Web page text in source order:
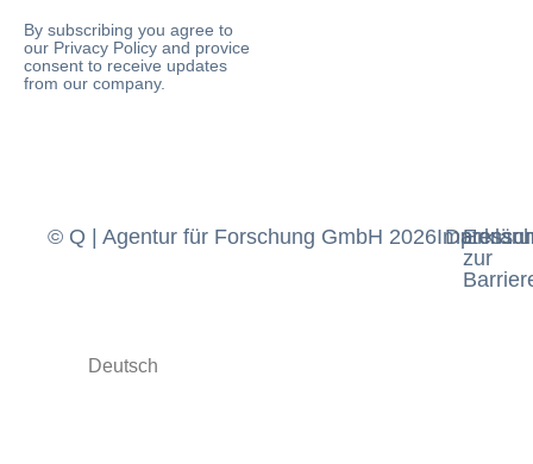
By subscribing you agree to
our Privacy Policy and provice
consent to receive updates
from our company.
© Q | Agentur für Forschung GmbH 2026
zur
Deutsch